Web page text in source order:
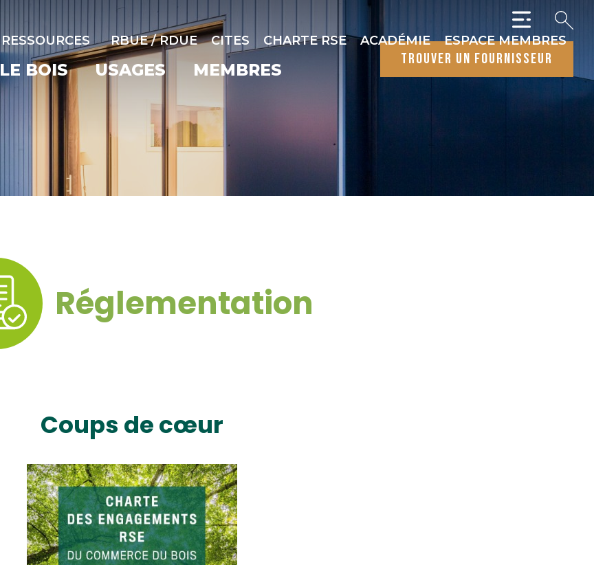
RESSOURCES RBUE / RDUE CITES CHARTE RSE ACADÉMIE ESPACE MEMBRES
LE BOIS USAGES MEMBRES
trouver un fournisseur
Réglementation
Coups de cœur